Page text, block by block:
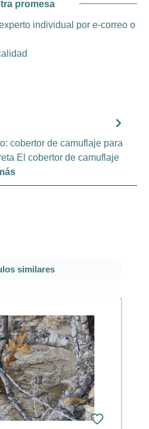
promesa
individual por e-correo o
cobertor de camuflaje para
El cobertor de camuflaje
similares